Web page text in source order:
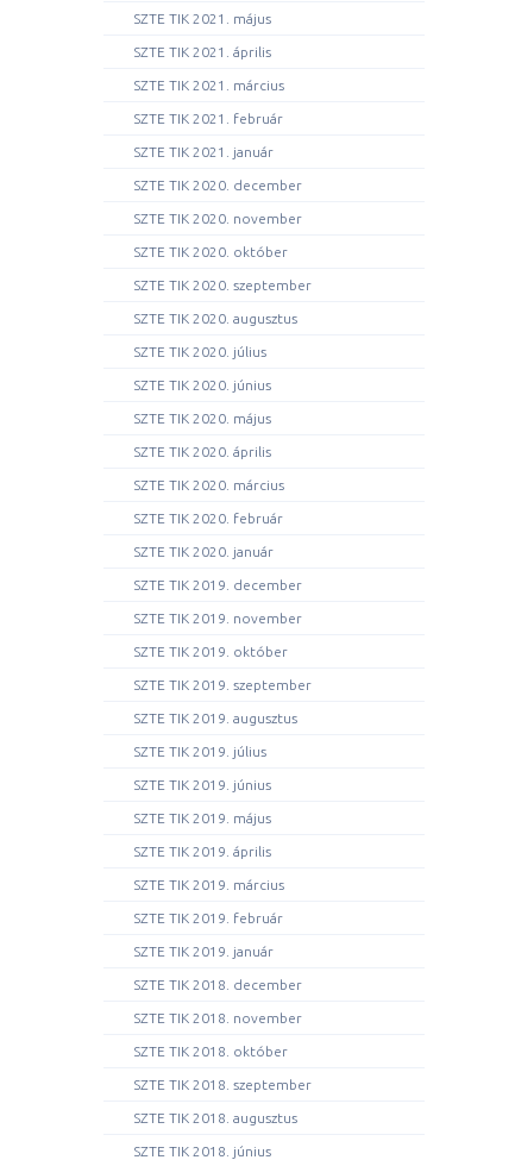
SZTE TIK 2021. május
SZTE TIK 2021. április
SZTE TIK 2021. március
SZTE TIK 2021. február
SZTE TIK 2021. január
SZTE TIK 2020. december
SZTE TIK 2020. november
SZTE TIK 2020. október
SZTE TIK 2020. szeptember
SZTE TIK 2020. augusztus
SZTE TIK 2020. július
SZTE TIK 2020. június
SZTE TIK 2020. május
SZTE TIK 2020. április
SZTE TIK 2020. március
SZTE TIK 2020. február
SZTE TIK 2020. január
SZTE TIK 2019. december
SZTE TIK 2019. november
SZTE TIK 2019. október
SZTE TIK 2019. szeptember
SZTE TIK 2019. augusztus
SZTE TIK 2019. július
SZTE TIK 2019. június
SZTE TIK 2019. május
SZTE TIK 2019. április
SZTE TIK 2019. március
SZTE TIK 2019. február
SZTE TIK 2019. január
SZTE TIK 2018. december
SZTE TIK 2018. november
SZTE TIK 2018. október
SZTE TIK 2018. szeptember
SZTE TIK 2018. augusztus
SZTE TIK 2018. június